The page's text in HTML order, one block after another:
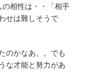
の相性は・・「相手
せは難しそうで
のかなあ。。でも
な才能と努力があ